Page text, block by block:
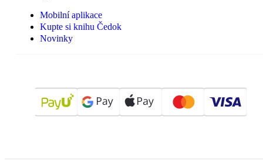
Mobilní aplikace
Kupte si knihu Čedok
Novinky